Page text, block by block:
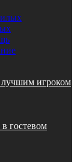
игроком
гостевом